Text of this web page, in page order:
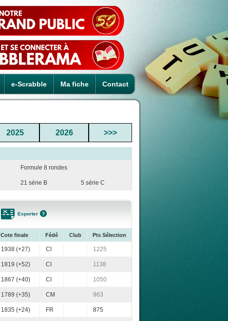
e-Scrabble Ma fiche Contact
2025 2026 >>>
Formule 8 rondes
21 série B 5 série C
Exporter
Cote finale Fédé Club Pts Sélection
1938 (+27) CI 1225
1819 (+52) CI 1138
1867 (+40) CI 1050
1789 (+35) CM 963
1835 (+24) FR 875